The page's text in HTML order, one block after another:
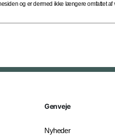
og er dermed ikke længere omfattet af
Genveje
Nyheder